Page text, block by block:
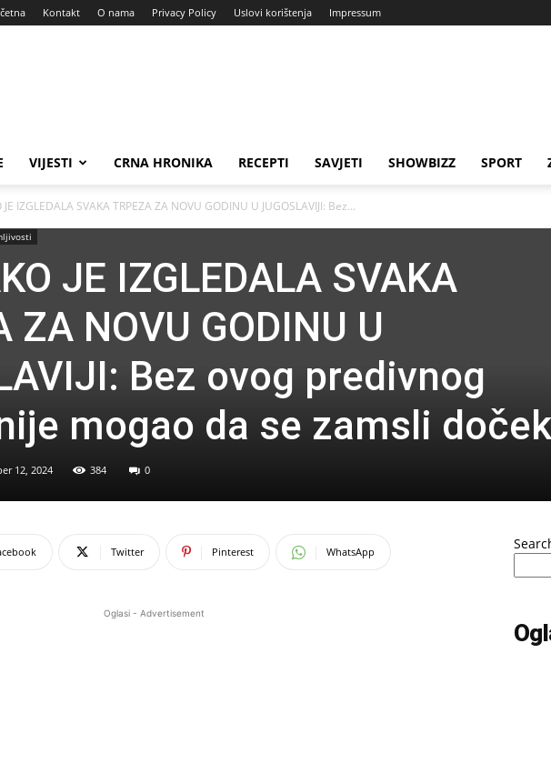
Kontakt O nama Privacy Policy Uslovi korištenja Impressum
VIJESTI CRNA HRONIKA RECEPTI SAVJETI SHOWBIZZ SPORT
JE IZGLEDALA SVAKA TRPEZA ZA NOVU GODINU U JUGOSLAVIJI: Bez...
JE IZGLEDALA SVAKA
ZA NOVU GODINU U
Bez ovog predivnog
mogao da se zamsli doček
12, 2024 384 0
Twitter Pinterest WhatsApp
Oglasi - Advertisement